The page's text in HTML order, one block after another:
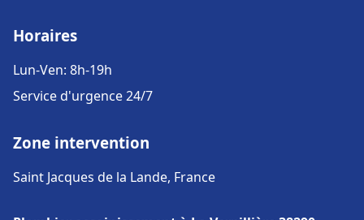
Horaires
Lun-Ven: 8h-19h
Service d'urgence 24/7
Zone intervention
Saint Jacques de la Lande, France